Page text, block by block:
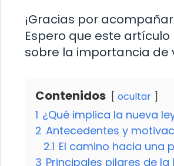
¡Gracias por
Espero que este
sobre la importancia de
Contenidos ocultar
1 ¿Qué implica la nueva
2 Antecedentes y
2.1 El camino hacia una
3 Principales pilares de la